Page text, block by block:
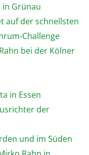
in Grünau
auf der schnellsten
Challenge
bei der Kölner
in Essen
der
und im Süden